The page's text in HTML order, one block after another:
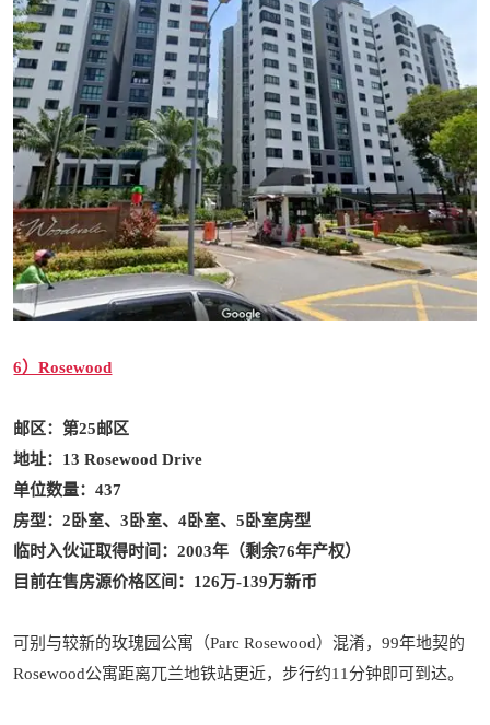
6）Rosewood
邮区：第25邮区
地址： 13 Rosewood Drive
单位数量：437
房型：2卧室、3卧室、4卧室、5卧室房型
临时入伙证取得时间：2003年（剩余76年产权）
目前在售房源价格区间：126万-139万新币
可别与较新的玫瑰园公寓（Parc Rosewood）混淆，99年地契的
Rosewood公寓距离兀兰地铁站更近，步行约11分钟即可到达。